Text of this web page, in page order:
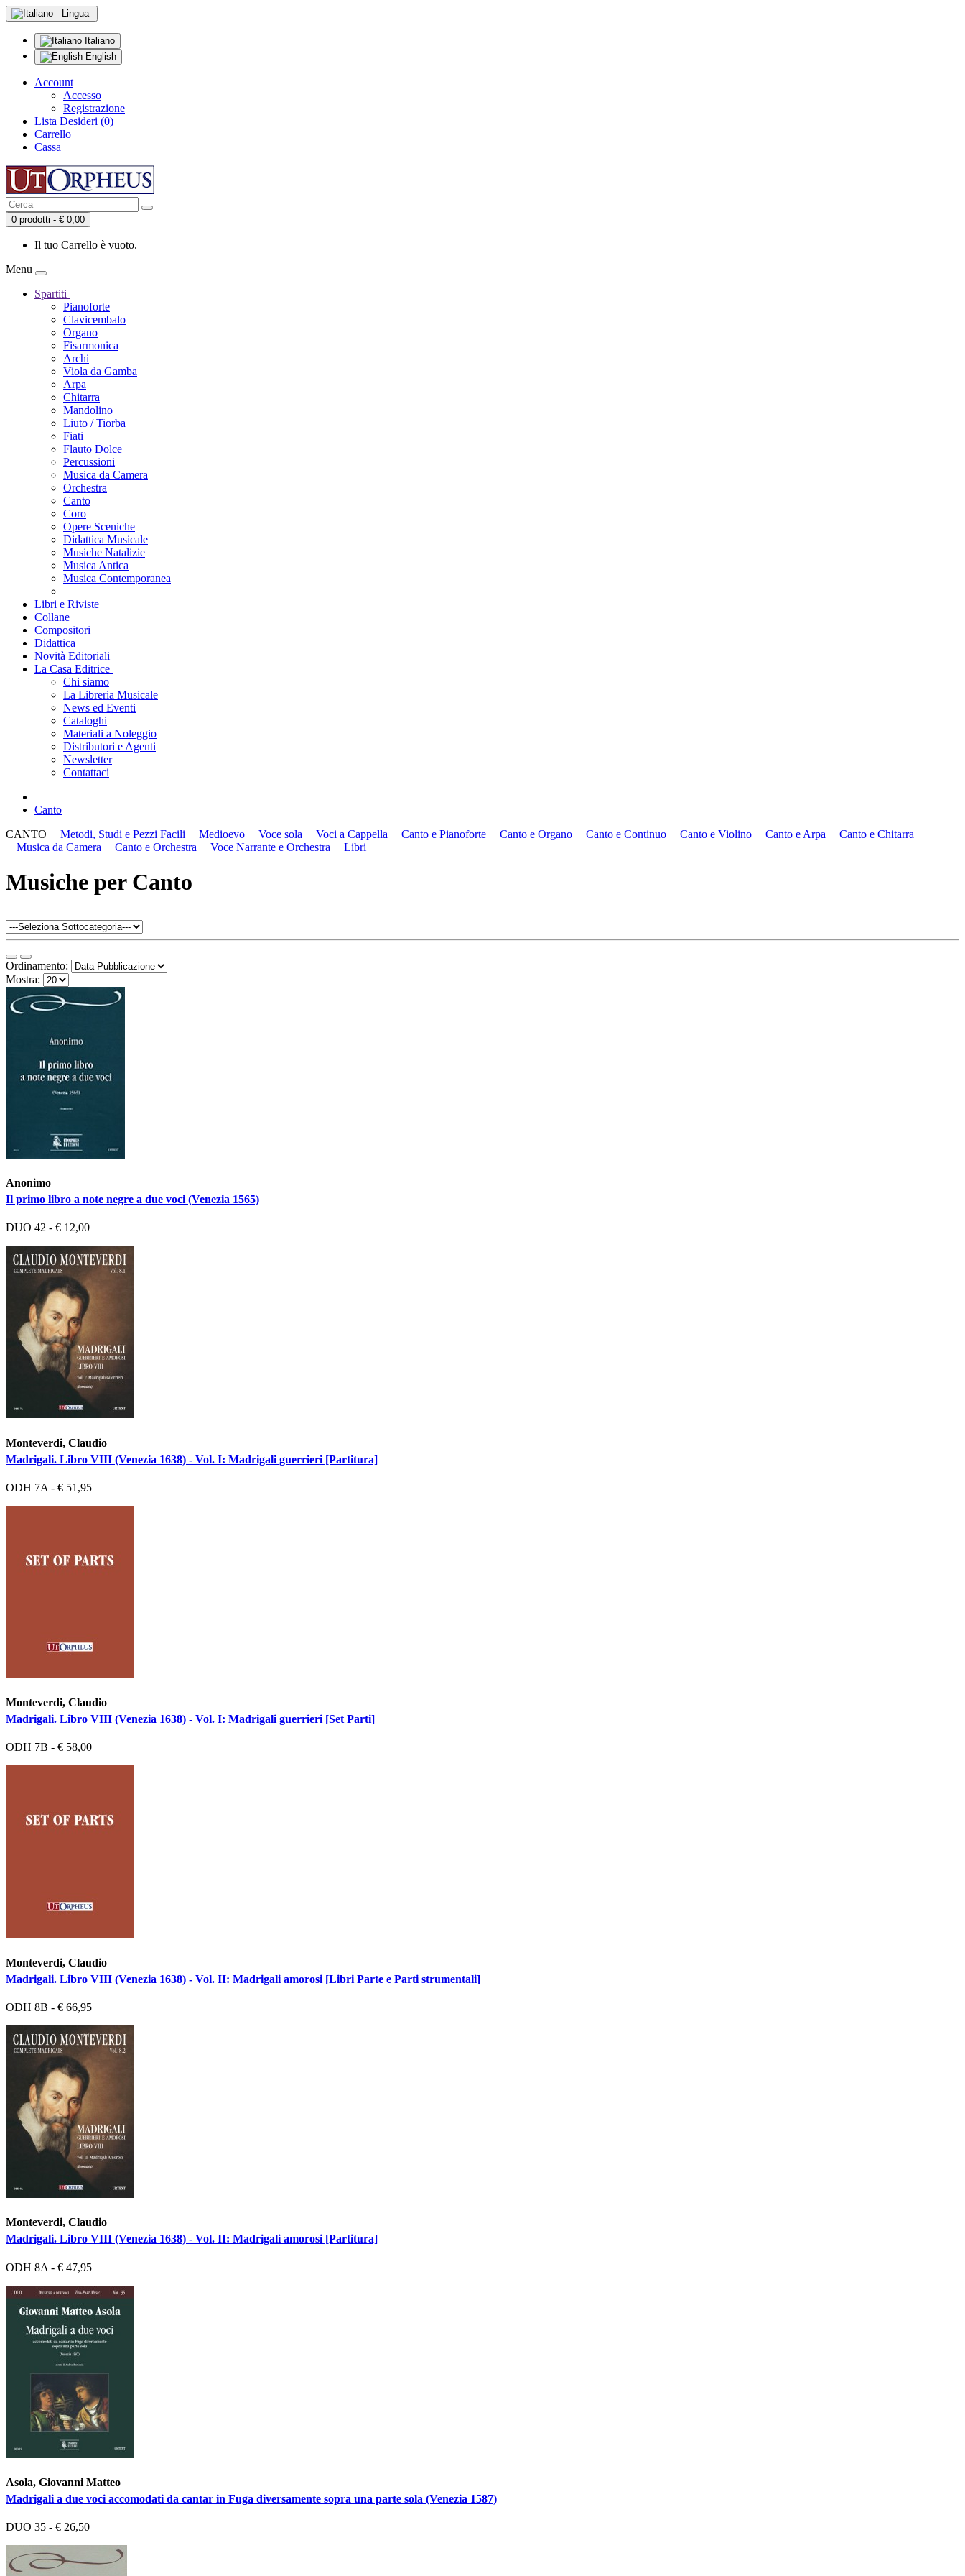
Lingua
Italiano
English
Account
Accesso
Registrazione
Lista Desideri (0)
Carrello
Cassa
0 prodotti - € 0,00
Il tuo Carrello è vuoto.
Menu
Spartiti
Pianoforte
Clavicembalo
Organo
Fisarmonica
Archi
Viola da Gamba
Arpa
Chitarra
Mandolino
Liuto / Tiorba
Fiati
Flauto Dolce
Percussioni
Musica da Camera
Orchestra
Canto
Coro
Opere Sceniche
Didattica Musicale
Musiche Natalizie
Musica Antica
Musica Contemporanea
Libri e Riviste
Collane
Compositori
Didattica
Novità Editoriali
La Casa Editrice
Chi siamo
La Libreria Musicale
News ed Eventi
Cataloghi
Materiali a Noleggio
Distributori e Agenti
Newsletter
Contattaci
Canto
CANTO
Metodi, Studi e Pezzi Facili Medioevo Voce sola Voci a Cappella Canto e Pianoforte Canto e Organo Canto e Continuo Canto e Violino Canto e Arpa
Canto e Chitarra
Musica da Camera
Canto e Orchestra Voce Narrante e Orchestra Libri
Musiche per Canto
Ordinamento:
Mostra:
Anonimo
Il primo libro a note negre a due voci (Venezia 1565)
DUO 42 - € 12,00
Monteverdi, Claudio
Madrigali. Libro VIII (Venezia 1638) - Vol. I: Madrigali guerrieri [Partitura]
ODH 7A - € 51,95
Monteverdi, Claudio
Madrigali. Libro VIII (Venezia 1638) - Vol. I: Madrigali guerrieri [Set Parti]
ODH 7B - € 58,00
Monteverdi, Claudio
Madrigali. Libro VIII (Venezia 1638) - Vol. II: Madrigali amorosi [Libri Parte e Parti strumentali]
ODH 8B - € 66,95
Monteverdi, Claudio
Madrigali. Libro VIII (Venezia 1638) - Vol. II: Madrigali amorosi [Partitura]
ODH 8A - € 47,95
Asola, Giovanni Matteo
Madrigali a due voci accomodati da cantar in Fuga diversamente sopra una parte sola (Venezia 1587)
DUO 35 - € 26,50